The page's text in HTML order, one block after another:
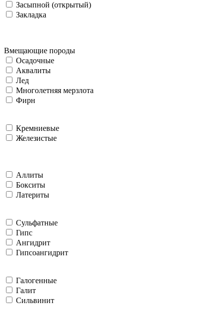
Засыпной (открытый)
Закладка
Вмещающие породы
Осадочные
Аквалиты
Лед
Многолетняя мерзлота
Фирн
Кремниевые
Железистые
Аллиты
Бокситы
Латериты
Сульфатные
Гипс
Ангидрит
Гипсоангидрит
Галогенные
Галит
Сильвинит